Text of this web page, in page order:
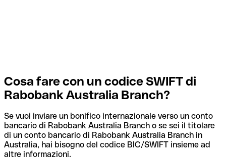
Cosa fare con un codice SWIFT di
Rabobank Australia Branch?
Se vuoi inviare un bonifico internazionale verso un conto
bancario di Rabobank Australia Branch o se sei il titolare
di un conto bancario di Rabobank Australia Branch in
Australia, hai bisogno del codice BIC/SWIFT insieme ad
altre informazioni.